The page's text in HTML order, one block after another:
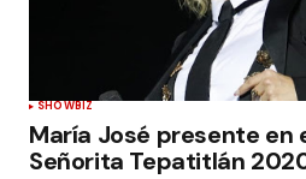
SHOWBIZ
María José presente en
Señorita Tepatitlán